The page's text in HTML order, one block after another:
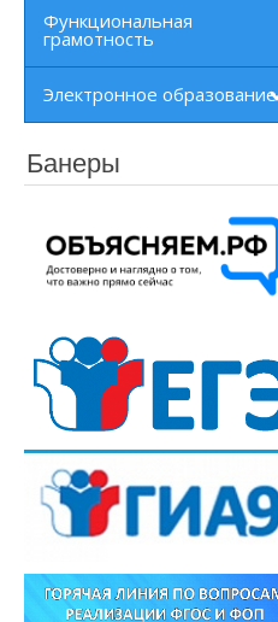
Функциональная
грамотность
Электронное образование
Банеры